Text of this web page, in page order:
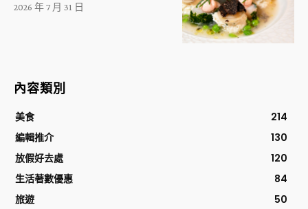
2026 年 7 月 31 日
內容類別
美食
214
編輯推介
130
放假好去處
120
生活著數優惠
84
旅遊
50